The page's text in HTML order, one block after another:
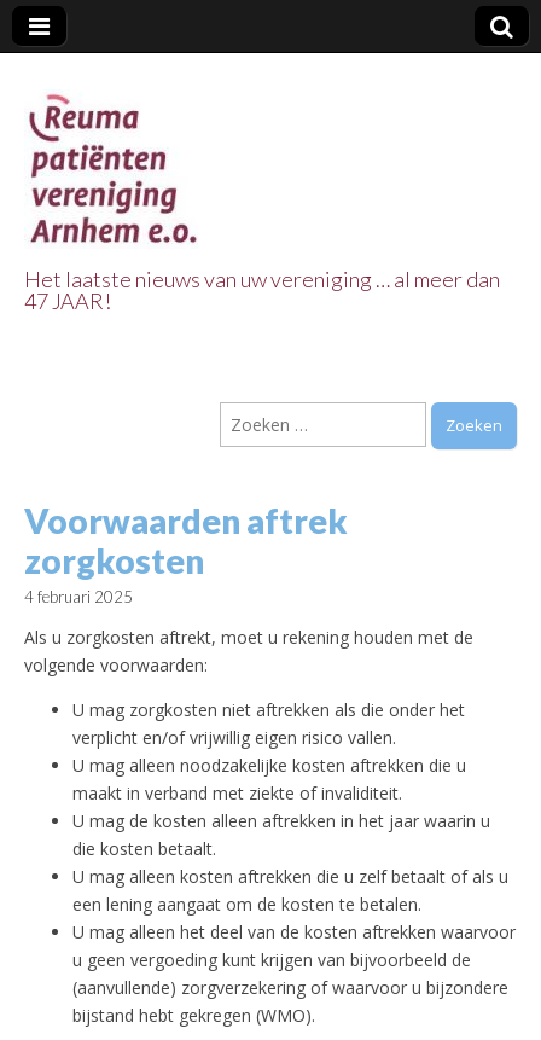
Vereniging
Arnhem e.o.
Het laatste nieuws van uw vereniging … al meer dan
47 JAAR!
Zoeken
naar:
Voorwaarden aftrek
zorgkosten
4 februari 2025
Als u zorgkosten aftrekt, moet u rekening houden met de
volgende voorwaarden:
U mag zorgkosten niet aftrekken als die onder het
verplicht en/of vrijwillig eigen risico vallen.
U mag alleen noodzakelijke kosten aftrekken die u
maakt in verband met ziekte of invaliditeit.
U mag de kosten alleen aftrekken in het jaar waarin u
die kosten betaalt.
U mag alleen kosten aftrekken die u zelf betaalt of als u
een lening aangaat om de kosten te betalen.
U mag alleen het deel van de kosten aftrekken waarvoor
u geen vergoeding kunt krijgen van bijvoorbeeld de
(aanvullende) zorgverzekering of waarvoor u bijzondere
bijstand hebt gekregen (WMO).